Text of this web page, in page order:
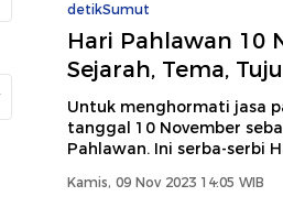
detikSumut
Hari Pahlawan 10
Sejarah, Tema,
Untuk menghormati jasa
tanggal 10 November
Pahlawan. Ini serba-serbi
Kamis, 09 Nov 2023 14:05 WIB